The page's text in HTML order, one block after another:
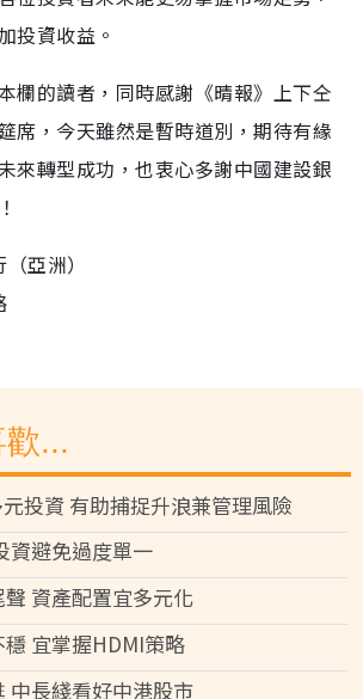
投資收益。
欄的讀者，同時感謝《晴報》上下仝
席，今天雖然是暫時道別，期待有緣
來轉型成功，也衷心多謝中國建設銀
亞洲）
...
投資 有助捕捉升浪兼管理風險
資避免過度單一
資產配置宜多元化
宜掌握HDMI策略
中長綫看好中港股市